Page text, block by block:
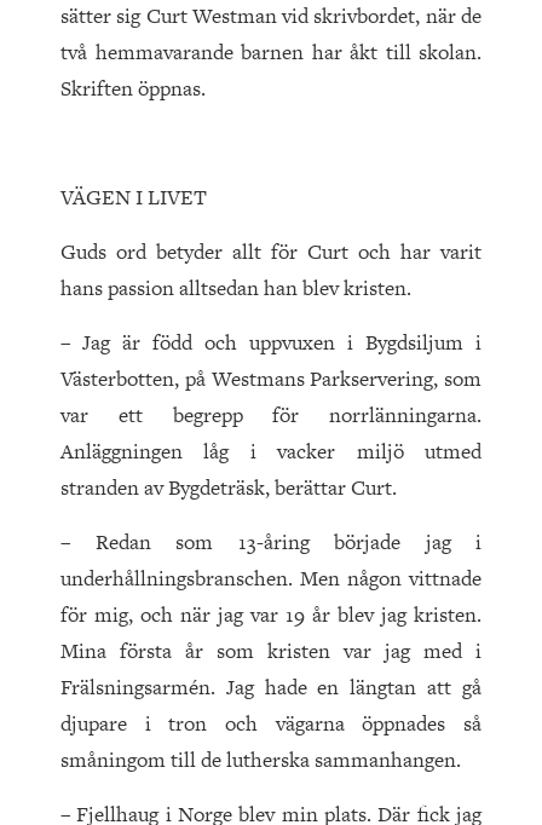
sätter sig Curt Westman vid skrivbordet, när de
två hemmavarande barnen har åkt till skolan.
Skriften öppnas.
VÄGEN I LIVET
Guds ord betyder allt för Curt och har varit
hans passion alltsedan han blev kristen.
– Jag är född och uppvuxen i Bygdsiljum i
Västerbotten, på Westmans Parkservering, som
var ett begrepp för norrlänningarna.
Anläggningen låg i vacker miljö utmed
stranden av Bygdeträsk, berättar Curt.
– Redan som 13-åring började jag i
underhållningsbranschen. Men någon vittnade
för mig, och när jag var 19 år blev jag kristen.
Mina första år som kristen var jag med i
Frälsningsarmén. Jag hade en längtan att gå
djupare i tron och vägarna öppnades så
småningom till de lutherska sammanhangen.
– Fjellhaug i Norge blev min plats. Där fick jag